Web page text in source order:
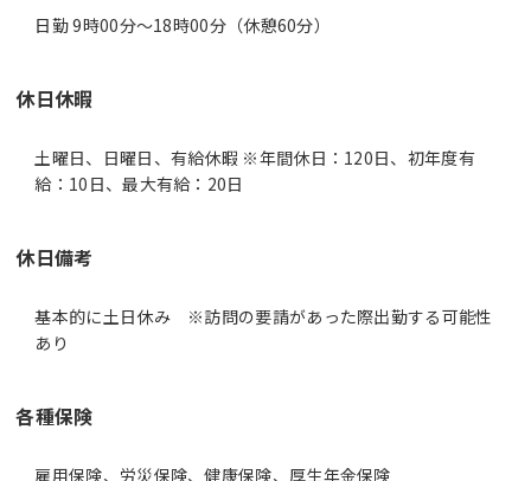
日勤 9時00分〜18時00分（休憩60分）
休日休暇
土曜日、日曜日、有給休暇 ※年間休日：120日、初年度有
給：10日、最大有給：20日
休日備考
基本的に土日休み ※訪問の要請があった際出勤する可能性
あり
各種保険
雇用保険、労災保険、健康保険、厚生年金保険